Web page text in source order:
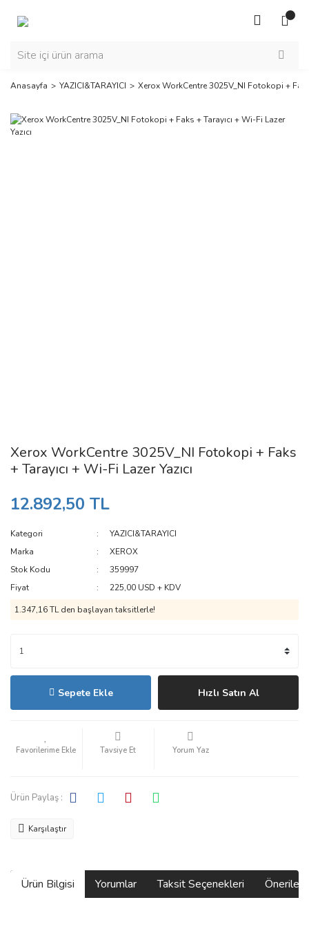
Anasayfa YAZICI&TARAYICI Xerox WorkCentre 3025V_NI Fotokopi + Faks
Xerox WorkCentre 3025V_NI Fotokopi + Faks
+ Tarayıcı + Wi-Fi Lazer Yazıcı
12.892,50 TL
Kategori
YAZICI&TARAYICI
Marka
XEROX
Stok Kodu
359997
Fiyat
225,00 USD + KDV
1.347,16 TL den başlayan taksitlerle!
Sepete Ekle Hızlı Satın Al
Tavsiye Et Yorum Yaz
Ürün Paylaş :
Karşılaştır
Ürün Bilgisi Yorumlar Taksit Seçenekleri